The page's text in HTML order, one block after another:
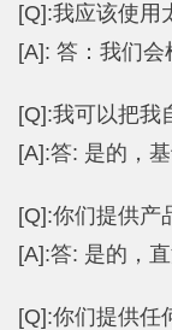
[Q]:我应该使用
[A]: 答：我们会
[Q]:我可以把我
[A]:答: 是的，
[Q]:你们提供产
[A]:答: 是的，
[Q]:你们提供任